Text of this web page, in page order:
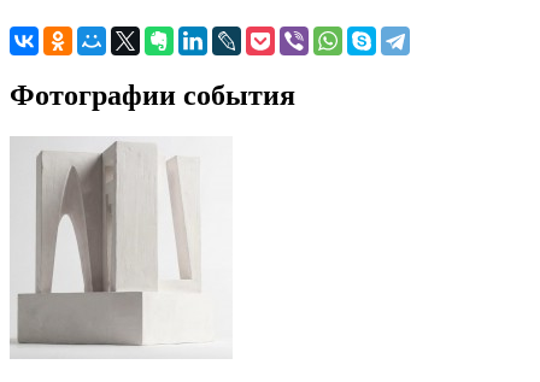
Фотографии события